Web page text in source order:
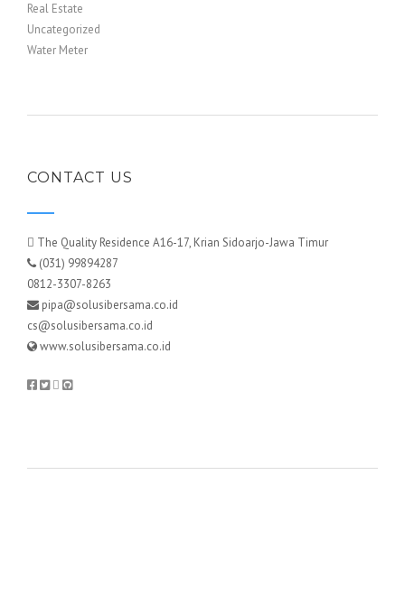
Real Estate
Uncategorized
Water Meter
CONTACT US
The Quality Residence A16-17, Krian Sidoarjo-Jawa Timur
(031) 99894287
0812-3307-8263
pipa@solusibersama.co.id
cs@solusibersama.co.id
www.solusibersama.co.id